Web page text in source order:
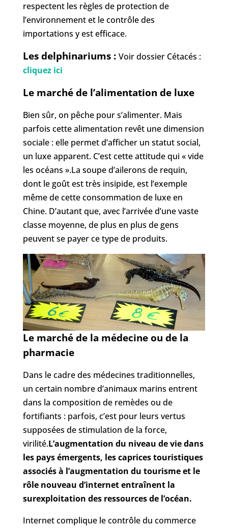
respectent les règles de protection de
l’environnement et le contrôle des
importations y est efficace.
Les delphinariums : Voir dossier Cétacés :
cliquez ici
Le marché de l’alimentation de luxe
Bien sûr, on pêche pour s’alimenter. Mais
parfois cette alimentation revêt une dimension
sociale : elle permet d’afficher un statut social,
un luxe apparent. C’est cette attitude qui « vide
les océans ».La soupe d’ailerons de requin,
dont le goût est très insipide, est l’exemple
même de cette consommation de luxe en
Chine. D’autant que, avec l’arrivée d’une vaste
classe moyenne, de plus en plus de gens
peuvent se payer ce type de produits.
Le marché de la médecine ou de la
pharmacie
Dans le cadre des médecines traditionnelles,
un certain nombre d’animaux marins entrent
dans la composition de remèdes ou de
fortifiants : parfois, c’est pour leurs vertus
supposées de stimulation de la force,
virilité.L’augmentation du niveau de vie dans
les pays émergents, les caprices touristiques
associés à l’augmentation du tourisme et le
rôle nouveau d’internet entraînent la
surexploitation des ressources de l’océan.
Internet complique le contrôle du commerce